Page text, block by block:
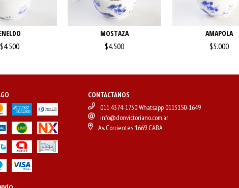
$4.500
MOSTAZA
$4.500
AMAPOLA
$5.000
CONTACTANOS
011 4374-1730 Whatsapp 0113150-1649
info@donvictoriano.com.ar
Av. Corrientes 1669 CABA